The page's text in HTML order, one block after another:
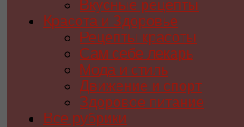
Вкусные рецепты
Красота и Здоровье
Рецепты красоты
Сам себе лекарь
Мода и стиль
Движение и спорт
Здоровое питание
Все рубрики